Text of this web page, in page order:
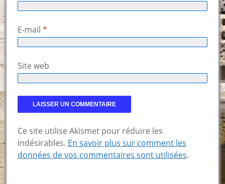
E-mail *
Site web
Ce site utilise Akismet pour réduire les
indésirables. En savoir plus sur comment les
données de vos commentaires sont utilisées.